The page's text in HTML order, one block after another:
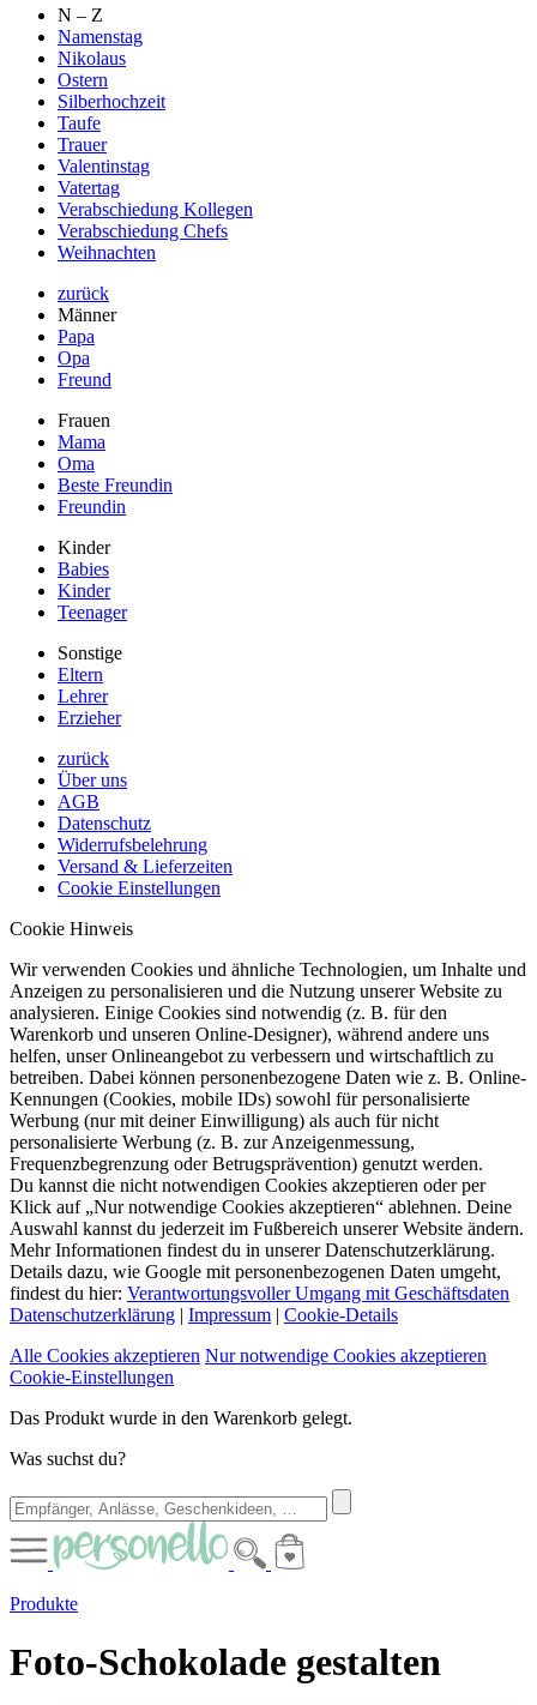
N – Z
Namenstag
Nikolaus
Ostern
Silberhochzeit
Taufe
Trauer
Valentinstag
Vatertag
Verabschiedung Kollegen
Verabschiedung Chefs
Weihnachten
zurück
Männer
Papa
Opa
Freund
Frauen
Mama
Oma
Beste Freundin
Freundin
Kinder
Babies
Kinder
Teenager
Sonstige
Eltern
Lehrer
Erzieher
zurück
Über uns
AGB
Datenschutz
Widerrufsbelehrung
Versand & Lieferzeiten
Cookie Einstellungen
Cookie Hinweis
Wir verwenden Cookies und ähnliche Technologien, um Inhalte und
Anzeigen zu personalisieren und die Nutzung unserer Website zu
analysieren. Einige Cookies sind notwendig (z. B. für den
Warenkorb und unseren Online-Designer), während andere uns
helfen, unser Onlineangebot zu verbessern und wirtschaftlich zu
betreiben. Dabei können personenbezogene Daten wie z. B. Online-
Kennungen (Cookies, mobile IDs) sowohl für personalisierte
Werbung (nur mit deiner Einwilligung) als auch für nicht
personalisierte Werbung (z. B. zur Anzeigenmessung,
Frequenzbegrenzung oder Betrugsprävention) genutzt werden.
Du kannst die nicht notwendigen Cookies akzeptieren oder per
Klick auf „Nur notwendige Cookies akzeptieren“ ablehnen. Deine
Auswahl kannst du jederzeit im Fußbereich unserer Website ändern.
Mehr Informationen findest du in unserer Datenschutzerklärung.
Details dazu, wie Google mit personenbezogenen Daten umgeht,
findest du hier: Verantwortungsvoller Umgang mit Geschäftsdaten
Datenschutzerklärung | Impressum | Cookie-Details
Alle Cookies akzeptieren Nur notwendige Cookies akzeptieren
Cookie-Einstellungen
Das Produkt wurde in den Warenkorb gelegt.
Was suchst du?
Produkte
Foto-Schokolade gestalten